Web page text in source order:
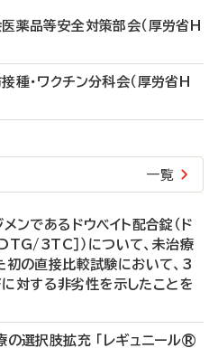
薬品等安全対策部会（厚労省H
・ワクチン分科会（厚労省H
一覧
ンであるドウベイト配合錠（ド
3TC］）について、未治療
の直接比較試験において、3
する非劣性を示したことを
選択肢拡充 「レギュニール®